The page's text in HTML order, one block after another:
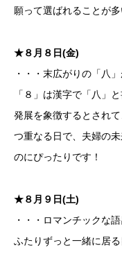
願って選ばれることが多
★８月８日(金)
・・・末広がりの「八
「８」は漢字で「八」
発展を象徴するとされ
つ重なる日で、夫婦の
のにぴったりです！
★８月９日(土)
・・・ロマンチックな
ふたりずっと一緒に居